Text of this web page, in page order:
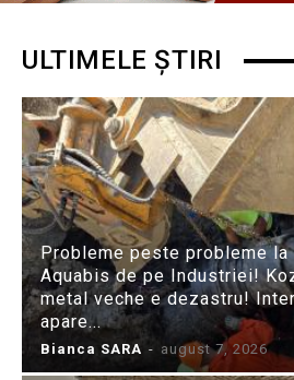
ULTIMELE ȘTIRI
Probleme peste probleme la
Aquabis de pe Industriei!
metal veche e dezastru!
apare...
Bianca SARA - august 7, 2026